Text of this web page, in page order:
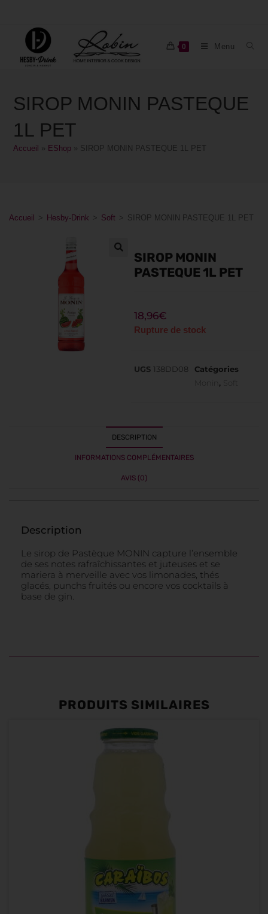
0 Menu
SIROP MONIN PASTEQUE
1L PET
Accueil EShop SIROP MONIN PASTEQUE 1L PET
Accueil > Hesby-Drink > Soft > SIROP MONIN PASTEQUE 1L PET
SIROP MONIN
PASTEQUE 1L PET
18,96€
Rupture de stock
UGS 138DD08
Catégories
, Soft
DESCRIPTION
INFORMATIONS COMPLÉMENTAIRES
AVIS (0)
Description
Le sirop de Pastèque MONIN capture l’ensemble
de ses notes rafraîchissantes et juteuses et se
mariera à merveille avec vos limonades, thés
glacés, punchs fruités ou encore vos cocktails à
base de gin.
PRODUITS SIMILAIRES